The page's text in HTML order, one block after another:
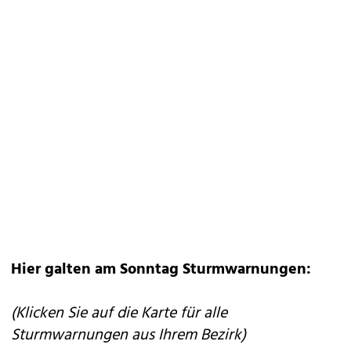
Hier galten am Sonntag Sturmwarnungen:
(Klicken Sie auf die Karte für alle
Sturmwarnungen aus Ihrem Bezirk)